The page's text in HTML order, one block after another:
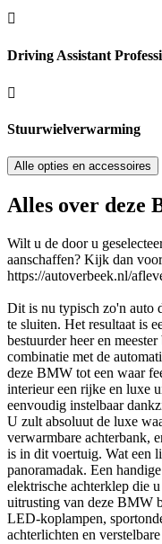
Driving Assistant
Stuurwielverwarming
Alle opties en accessoires
Alles over deze
Wilt u de door u
aanschaffen? Kijk dan
https://autoverbeek.nl/
Dit is nu typisch zo'n auto
te sluiten. Het resultaat is
bestuurder heer en
combinatie met de
deze BMW tot een waar
interieur een rijke en luxe
eenvoudig instelbaar
U zult absoluut de luxe
verwarmbare achterbank,
is in dit voertuig. Wat een
panoramadak. Een
elektrische achterklep die
uitrusting van deze BMW
LED-koplampen,
achterlichten en